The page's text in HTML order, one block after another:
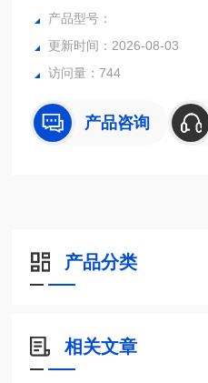
勒测试液体流过幻影之间的角度
产品型号：
更新时间：2026-08-03
访问量：744
产品咨询
产品分类
相关文章